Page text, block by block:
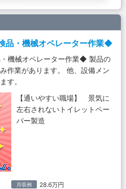
品・機械オペレーター作業◆
機械オペレーター作業◆ 製品の
作業があります。 他、設備メン
す。
【通いやすい職場】 景気に
左右されないトイレットペー
パー製造
月収例 28.6万円